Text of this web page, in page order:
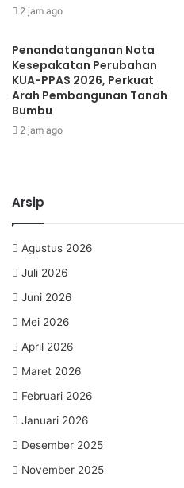
2 jam ago
Penandatanganan Nota
Kesepakatan Perubahan
KUA-PPAS 2026, Perkuat
Arah Pembangunan Tanah
Bumbu
2 jam ago
Arsip
Agustus 2026
Juli 2026
Juni 2026
Mei 2026
April 2026
Maret 2026
Februari 2026
Januari 2026
Desember 2025
November 2025